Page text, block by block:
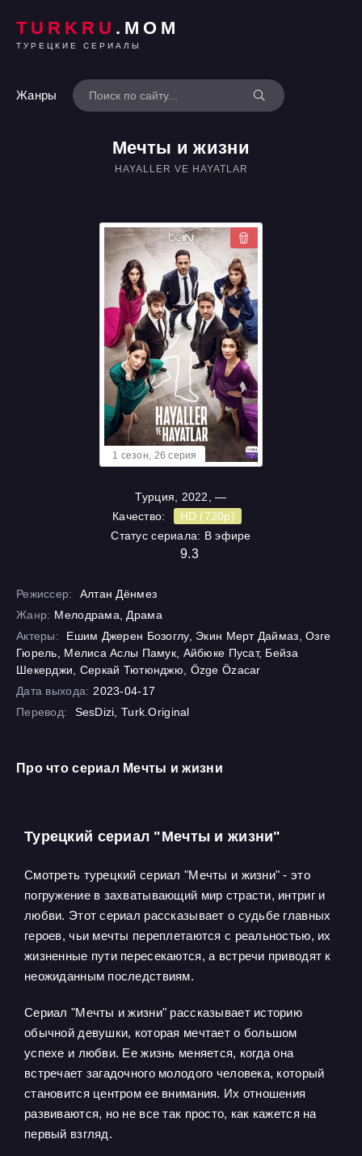
TURKRU .MOM
ТУРЕЦКИЕ СЕРИАЛЫ
Жанры
Мечты и жизни
HAYALLER VE HAYATLAR
Турция, 2022, —
Качество:
HD (720p)
Статус сериала: В эфире
9.3
1 cезон, 26 cерия
Режиссер:
Алтан Дёнмез
Жанр: Мелодрама, Драма
Актеры:
Ешим Джерен Бозоглу, Экин Мерт Даймаз, Озге
Гюрель, Мелиса Аслы Памук, Айбюке Пусат, Бейза
Шекерджи, Серкай Тютюнджю, Özge Özacar
Дата выхода: 2023-04-17
Перевод:
SesDizi, Turk.Original
Про что сериал Мечты и жизни
Турецкий сериал "Мечты и жизни"
Смотреть турецкий сериал "Мечты и жизни" - это
погружение в захватывающий мир страсти, интриг и
любви. Этот сериал рассказывает о судьбе главных
героев, чьи мечты переплетаются с реальностью, их
жизненные пути пересекаются, а встречи приводят к
неожиданным последствиям.
Сериал "Мечты и жизни" рассказывает историю
обычной девушки, которая мечтает о большом
успехе и любви. Ее жизнь меняется, когда она
встречает загадочного молодого человека, который
становится центром ее внимания. Их отношения
развиваются, но не все так просто, как кажется на
первый взгляд.